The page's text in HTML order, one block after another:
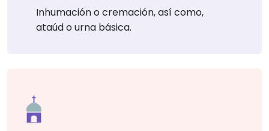
Inhumación o cremación, así como,
ataúd o urna básica.